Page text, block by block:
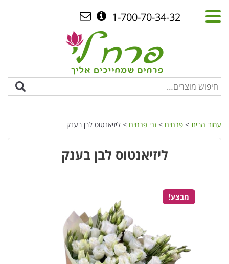
1-700-70-34-32
עמוד הבית > פרחים > זרי פרחים > ליזיאנטוס לבן בענק
ליזיאנטוס לבן בענק
מבצע!